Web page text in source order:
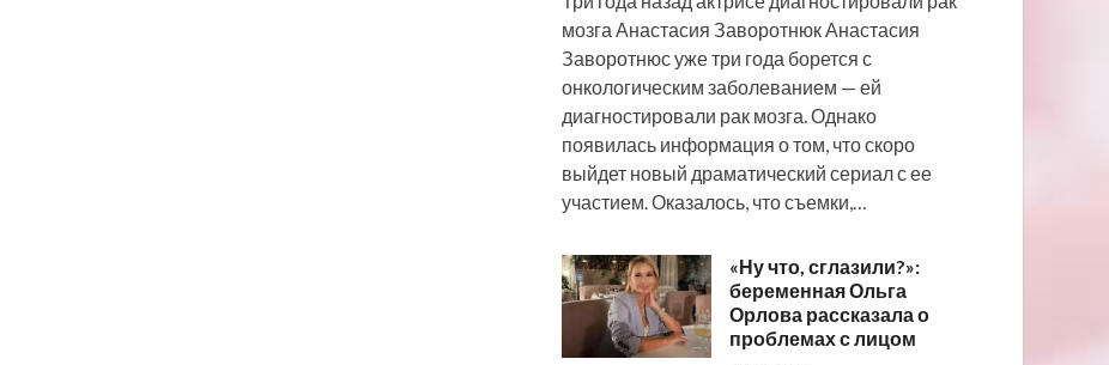
мозга Анастасия Заворотнюк Анастасия
Заворотнюс уже три года борется с
онкологическим заболеванием — ей
диагностировали рак мозга. Однако
появилась информация о том, что скоро
выйдет новый драматический сериал с ее
участием. Оказалось, что съемки,…
«Ну что, сглазили?»:
беременная Ольга
Орлова рассказала о
проблемах с лицом